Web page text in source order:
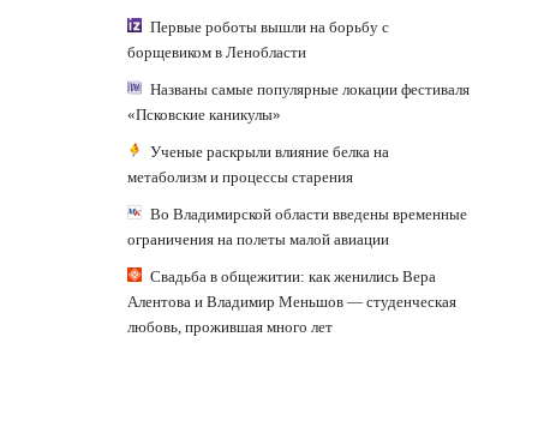
Первые роботы вышли на борьбу с
борщевиком в Ленобласти
Названы самые популярные локации фестиваля
«Псковские каникулы»
Ученые раскрыли влияние белка на
метаболизм и процессы старения
Во Владимирской области введены временные
ограничения на полеты малой авиации
Свадьба в общежитии: как женились Вера
Алентова и Владимир Меньшов — студенческая
любовь, прожившая много лет